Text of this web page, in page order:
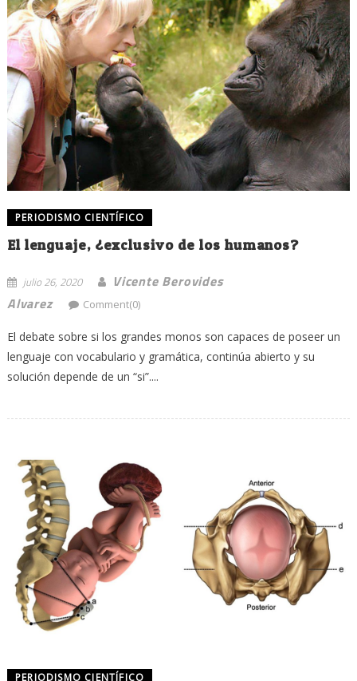
PERIODISMO CIENTÍFICO
El lenguaje, ¿exclusivo de los humanos?
julio 26, 2020
Vicente Berovides
Alvarez
Comment(0)
El debate sobre si los grandes monos son capaces de poseer un
lenguaje con vocabulario y gramática, continúa abierto y su
solución depende de un “si”....
PERIODISMO CIENTÍFICO